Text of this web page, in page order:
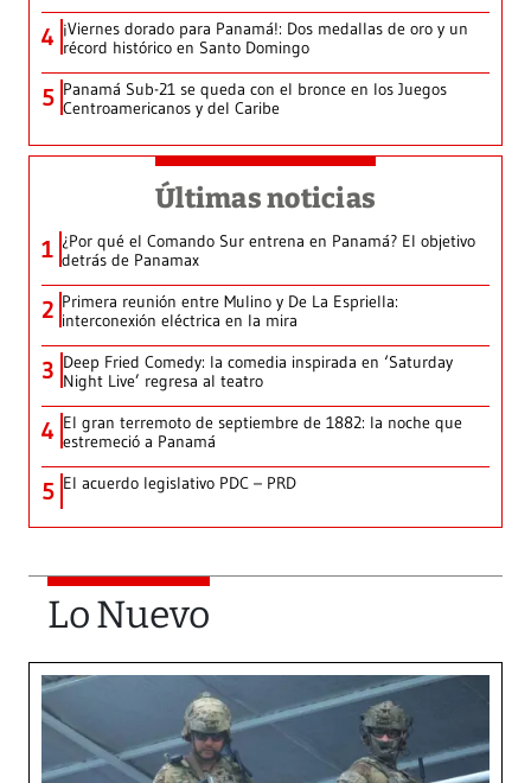
4 ¡Viernes dorado para Panamá!: Dos medallas de oro y un
récord histórico en Santo Domingo
5 Panamá Sub-21 se queda con el bronce en los Juegos
Centroamericanos y del Caribe
Últimas noticias
1 ¿Por qué el Comando Sur entrena en Panamá? El objetivo
detrás de Panamax
2 Primera reunión entre Mulino y De La Espriella:
interconexión eléctrica en la mira
3 Deep Fried Comedy: la comedia inspirada en ‘Saturday
Night Live’ regresa al teatro
4 El gran terremoto de septiembre de 1882: la noche que
estremeció a Panamá
5 El acuerdo legislativo PDC – PRD
Lo Nuevo